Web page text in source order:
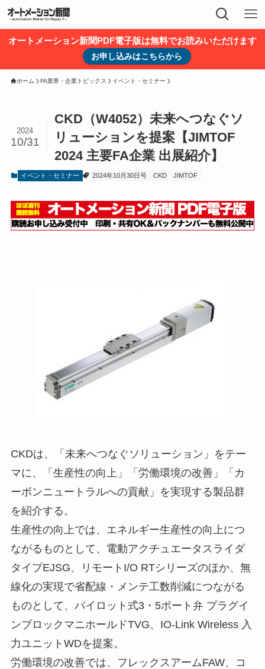
オートメーション新聞PDF電子版は無料でお読みいただけます
お申し込みはこちらから
ホーム FA業界・企業トピックス イベント・セミナー
CKD（W4052）未来へつなぐソ
リューションを提案【JIMTOF
2024 主要FA企業 出展紹介】
2024
10/31
イベント・セミナー 2024年10月30日号 CKD JIMTOF
CKDは、「未来へつなぐソリューション」をテー
マに、「生産性の向上」「労働環境の改善」「カ
ーボンニュートラルへの貢献」を実現する製品群
を紹介する。
生産性の向上では、エネルギー生産性の向上につ
ながるものとして、電動アクチュエータスライダ
タイプEJSG、リモートI/O RTシリーズのほか、無
線化の実現で省配線・メンテ工数削減につながる
ものとして、パイロット式3・5ポート弁 プラグイ
ンブロックマニホールドTVG、IO-Link Wireless 入
力ユニットWDを提案。
労働環境の改善では、フレックスアームFAW、コ